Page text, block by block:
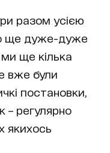
разом усією
ще дуже-дуже
ми ще кілька
вже були
постановки,
– регулярно
якихось